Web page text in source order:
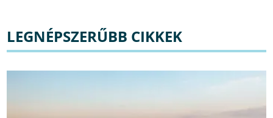
LEGNÉPSZERŰBB CIKKEK